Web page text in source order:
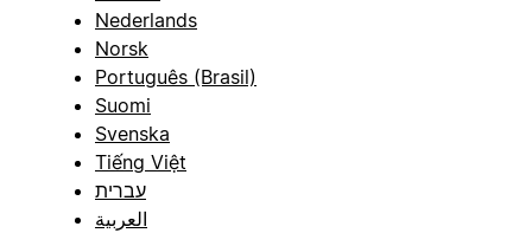
Nederlands
Norsk
Português (Brasil)
Suomi
Svenska
Tiếng Việt
עברית
العربية